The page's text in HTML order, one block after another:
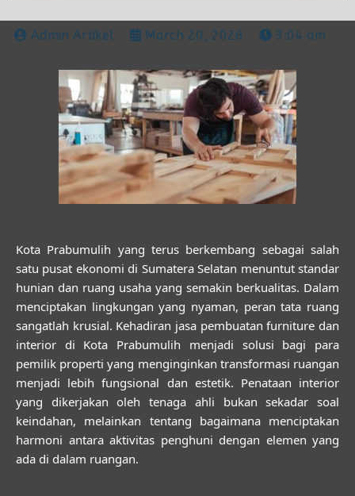
Admin Artikel March 20, 2026 3:04 am
Kota Prabumulih yang terus berkembang sebagai salah
satu pusat ekonomi di Sumatera Selatan menuntut standar
hunian dan ruang usaha yang semakin berkualitas. Dalam
menciptakan lingkungan yang nyaman, peran tata ruang
sangatlah krusial. Kehadiran jasa pembuatan furniture dan
interior di Kota Prabumulih menjadi solusi bagi para
pemilik properti yang menginginkan transformasi ruangan
menjadi lebih fungsional dan estetik. Penataan interior
yang dikerjakan oleh tenaga ahli bukan sekadar soal
keindahan, melainkan tentang bagaimana menciptakan
harmoni antara aktivitas penghuni dengan elemen yang
ada di dalam ruangan.